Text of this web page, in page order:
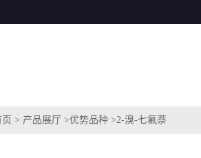
> 产品展厅 >优势品种 >2-溴-七氟萘